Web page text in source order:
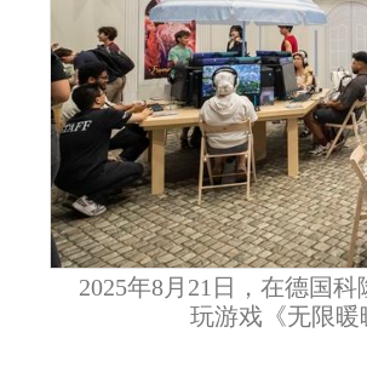
2025年8月21日，在德国
玩游戏《无限